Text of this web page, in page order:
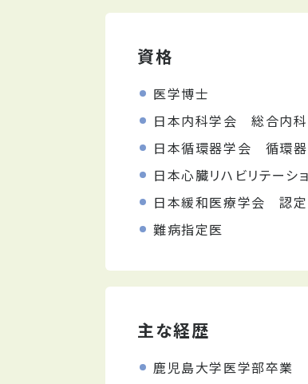
資格
医学博士
日本内科学会 総合内
日本循環器学会 循環
日本心臓リハビリテー
日本緩和医療学会 認
難病指定医
主な経歴
鹿児島大学医学部卒業